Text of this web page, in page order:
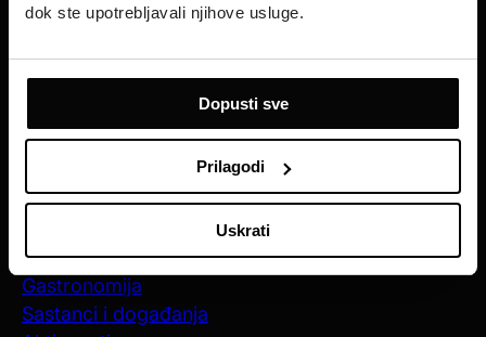
dok ste upotrebljavali njihove usluge.
Dopusti sve
Prilagodi
Uskrati
Primajte naše najnovije ponude i vijesti
Kontakt
Ponude
Gastronomija
Sastanci i događanja